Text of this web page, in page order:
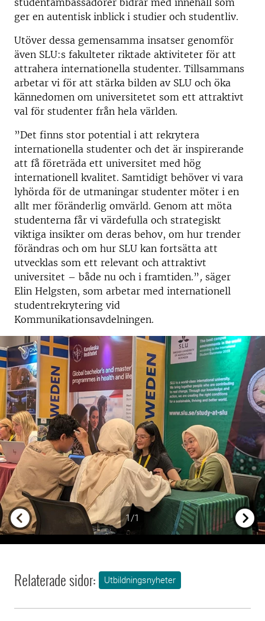
studentambassadörer bidrar med innehåll som
ger en autentisk inblick i studier och studentliv.
Utöver dessa gemensamma insatser genomför
även SLU:s fakulteter riktade aktiviteter för att
attrahera internationella studenter. Tillsammans
arbetar vi för att stärka bilden av SLU och öka
kännedomen om universitetet som ett attraktivt
val för studenter från hela världen.
”Det finns stor potential i att rekrytera
internationella studenter och det är inspirerande
att få företräda ett universitet med hög
internationell kvalitet. Samtidigt behöver vi vara
lyhörda för de utmaningar studenter möter i en
allt mer föränderlig omvärld. Genom att möta
studenterna får vi värdefulla och strategiskt
viktiga insikter om deras behov, om hur trender
förändras och om hur SLU kan fortsätta att
utvecklas som ett relevant och attraktivt
universitet – både nu och i framtiden.”, säger
Elin Helgsten, som arbetar med internationell
studentrekrytering vid
Kommunikationsavdelningen.
1/1
Relaterade sidor: Utbildningsnyheter